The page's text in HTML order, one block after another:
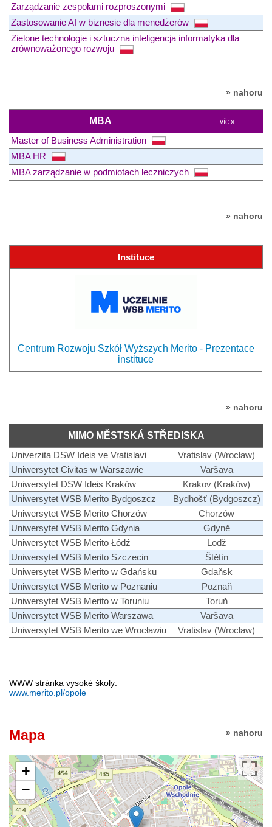
Zarządzanie zespołami rozproszonymi
Zastosowanie AI w biznesie dla menedżerów
Zielone technologie i sztuczna inteligencja informatyka dla
zrównoważonego rozwoju
» nahoru
MBA víc »
Master of Business Administration
MBA HR
MBA zarządzanie w podmiotach leczniczych
» nahoru
Instituce
Centrum Rozwoju Szkół Wyższych Merito - Prezentace
instituce
» nahoru
MIMO MĚSTSKÁ STŘEDISKA
Univerzita DSW Ideis ve Vratislavi
Vratislav (Wrocław)
Uniwersytet Civitas w Warszawie
Varšava
Uniwersytet DSW Ideis Kraków
Krakov (Kraków)
Uniwersytet WSB Merito Bydgoszcz
Bydhošť (Bydgoszcz)
Uniwersytet WSB Merito Chorzów
Chorzów
Uniwersytet WSB Merito Gdynia
Gdyně
Uniwersytet WSB Merito Łódź
Lodž
Uniwersytet WSB Merito Szczecin
Štětín
Uniwersytet WSB Merito w Gdańsku
Gdaňsk
Uniwersytet WSB Merito w Poznaniu
Poznaň
Uniwersytet WSB Merito w Toruniu
Toruň
Uniwersytet WSB Merito Warszawa
Varšava
Uniwersytet WSB Merito we Wrocławiu
Vratislav (Wrocław)
WWW stránka vysoké školy:
www.merito.pl/opole
» nahoru
Mapa
+
−